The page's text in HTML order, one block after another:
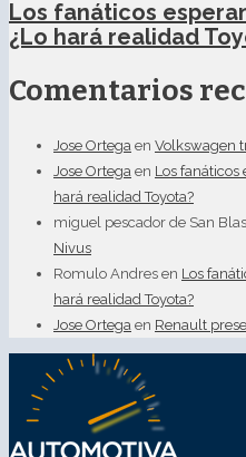
Los fanáticos
¿Lo hará realidad
Comentarios
Jose Ortega en Volkswagen
Jose Ortega en Los fanáticos
hará realidad Toyota?
miguel pescador de San Blas
Nivus
Romulo Andres en Los
hará realidad Toyota?
Jose Ortega en Renault